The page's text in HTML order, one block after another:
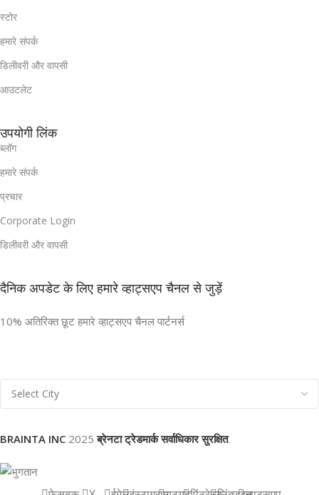
स्टोर
हमारे संपर्क
डिलीवरी और वापसी
आउटलेट
उपयोगी लिंक
ब्लॉग
हमारे संपर्क
प्रचार
Corporate Login
डिलीवरी और वापसी
दैनिक अपडेट के लिए हमारे व्हाट्सएप चैनल से जुड़ें
10% अतिरिक्त छूट हमारे व्हाट्सएप चैनल पार्टनर्स
BRAINTA INC 2025ब्रेनटा ट्रेडमार्क सर्वाधिकार सुरक्षित.